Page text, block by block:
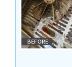
BEFORE